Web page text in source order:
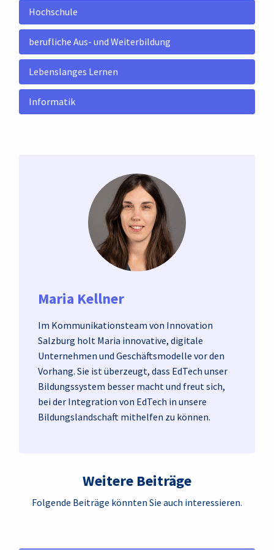
Hochschule
berufliche Aus- und Weiterbildung
Lebenslanges Lernen
Informatik
Maria Kellner
Im Kommunikationsteam von Innovation
Salzburg holt Maria innovative, digitale
Unternehmen und Geschäftsmodelle vor den
Vorhang. Sie ist überzeugt, dass EdTech unser
Bildungssystem besser macht und freut sich,
bei der Integration von EdTech in unsere
Bildungslandschaft mithelfen zu können.
Weitere Beiträge
Folgende Beiträge könnten Sie auch interessieren.